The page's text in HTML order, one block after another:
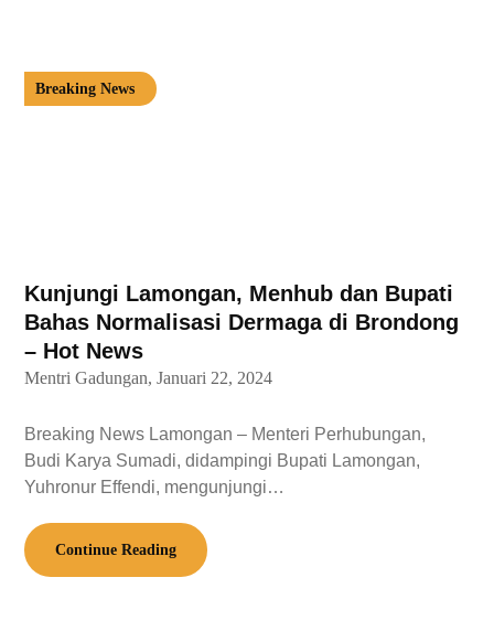
Breaking News
Kunjungi Lamongan, Menhub dan Bupati
Bahas Normalisasi Dermaga di Brondong
– Hot News
Mentri Gadungan, Januari 22, 2024
Breaking News Lamongan – Menteri Perhubungan,
Budi Karya Sumadi, didampingi Bupati Lamongan,
Yuhronur Effendi, mengunjungi…
Continue Reading